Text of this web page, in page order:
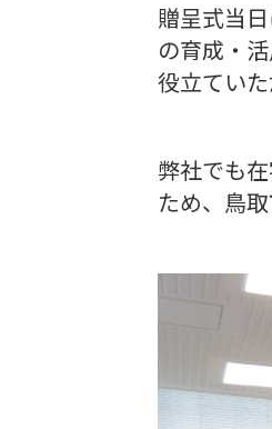
贈呈式当
の育成・
役立てい
弊社でも
ため、鳥